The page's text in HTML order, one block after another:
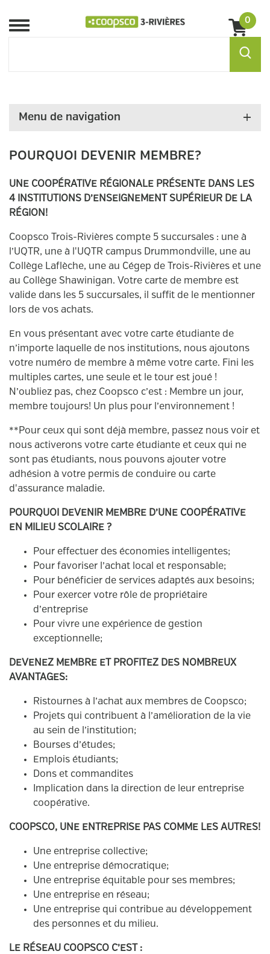
Menu
0
Menu de navigation
POURQUOI DEVENIR MEMBRE?
UNE COOPÉRATIVE RÉGIONALE PRÉSENTE DANS LES
4 INSTITUTIONS D’ENSEIGNEMENT SUPÉRIEUR DE LA
RÉGION!
Coopsco Trois-Rivières compte 5 succursales : une à
l’UQTR, une à l'UQTR campus Drummondville, une au
Collège Laflèche, une au Cégep de Trois-Rivières et une
au Collège Shawinigan. Votre carte de membre est
valide dans les 5 succursales, il suffit de le mentionner
lors de vos achats.
En vous présentant avec votre carte étudiante de
n’importe laquelle de nos institutions, nous ajoutons
votre numéro de membre à même votre carte. Fini les
multiples cartes, une seule et le tour est joué !
N’oubliez pas, chez Coopsco c’est : Membre un jour,
membre toujours! Un plus pour l’environnement !
**Pour ceux qui sont déjà membre, passez nous voir et
nous activerons votre carte étudiante et ceux qui ne
sont pas étudiants, nous pouvons ajouter votre
adhésion à votre permis de conduire ou carte
d'assurance maladie.
POURQUOI DEVENIR MEMBRE D’UNE COOPÉRATIVE
EN MILIEU SCOLAIRE ?
Pour effectuer des économies intelligentes;
Pour favoriser l’achat local et responsable;
Pour bénéficier de services adaptés aux besoins;
Pour exercer votre rôle de propriétaire
d’entreprise
Pour vivre une expérience de gestion
exceptionnelle;
DEVENEZ MEMBRE ET PROFITEZ DES NOMBREUX
AVANTAGES:
Ristournes à l’achat aux membres de Coopsco;
Projets qui contribuent à l’amélioration de la vie
au sein de l’institution;
Bourses d’études;
Emplois étudiants;
Dons et commandites
Implication dans la direction de leur entreprise
coopérative.
COOPSCO, UNE ENTREPRISE PAS COMME LES AUTRES!
Une entreprise collective;
Une entreprise démocratique;
Une entreprise équitable pour ses membres;
Une entreprise en réseau;
Une entreprise qui contribue au développement
des personnes et du milieu.
LE RÉSEAU COOPSCO C’EST :